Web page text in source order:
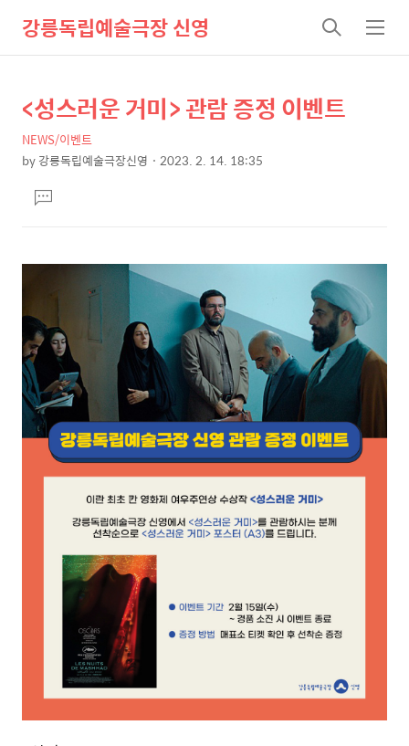
강릉독립예술극장 신영
검
색
메
뉴
상
세
컨
텐
츠
본
제
목
<성스러운 거미> 관람 증정 이벤트
NEWS/이벤트
by강릉독립예술극장신영 2023. 2. 14. 18:35
문댓
글